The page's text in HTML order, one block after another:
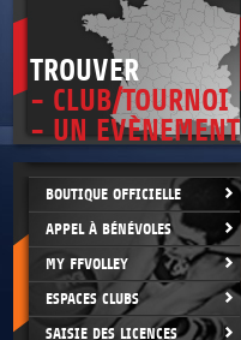
TROUVER
- CLUB/TOURNOI
- UN EVÈNEMENT
BOUTIQUE OFFICIELLE
APPEL À BÉNÉVOLES
MY FFVOLLEY
ESPACES CLUBS
SAISIE DES LICENCES